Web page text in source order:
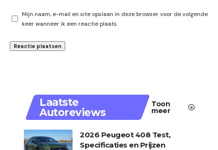
Mijn naam, e-mail en site opslaan in deze browser voor de volgende
keer wanneer ik een reactie plaats.
Laatste
Autoreviews
Toon
meer
2026 Peugeot 408 Test,
Specificaties en Prijzen